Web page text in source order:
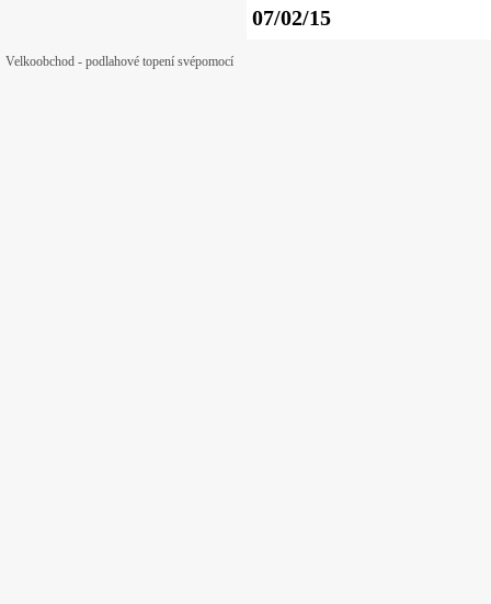
07/02/15
Velkoobchod - podlahové topení svépomocí